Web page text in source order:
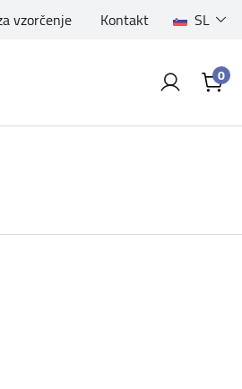
vzorčenje Kontakt SL
0